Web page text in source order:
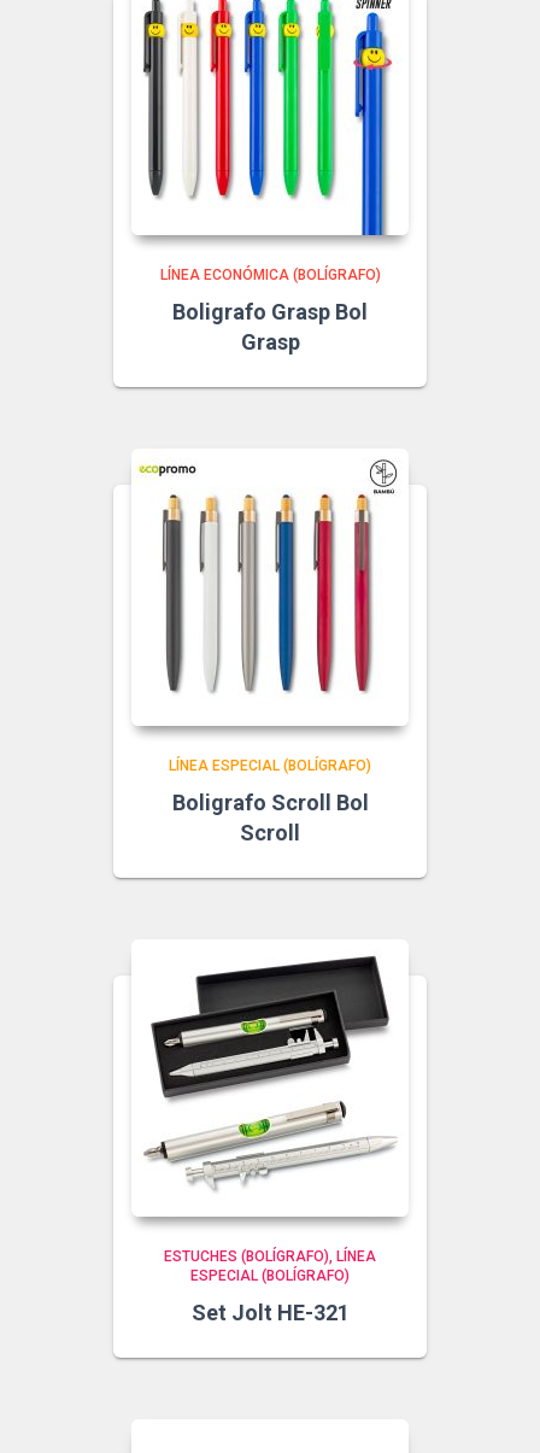
LÍNEA ECONÓMICA (BOLÍGRAFO)
Boligrafo Grasp Bol
Grasp
LÍNEA ESPECIAL (BOLÍGRAFO)
Boligrafo Scroll Bol
Scroll
ESTUCHES (BOLÍGRAFO)
LÍNEA
ESPECIAL (BOLÍGRAFO)
Set Jolt HE-321